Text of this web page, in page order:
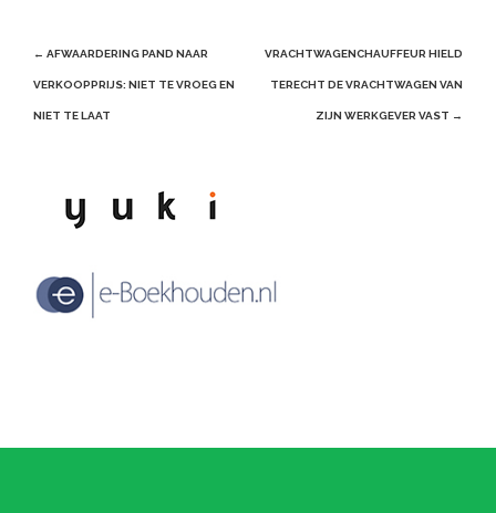
Post
navigation
← AFWAARDERING PAND NAAR
VERKOOPPRIJS: NIET TE VROEG EN
NIET TE LAAT
VRACHTWAGENCHAUFFEUR HIELD
TERECHT DE VRACHTWAGEN VAN
ZIJN WERKGEVER VAST →